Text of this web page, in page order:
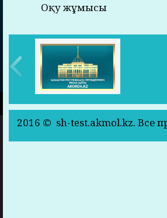
Оқу жұмысы
2016 © sh-test.akmol.kz. Все